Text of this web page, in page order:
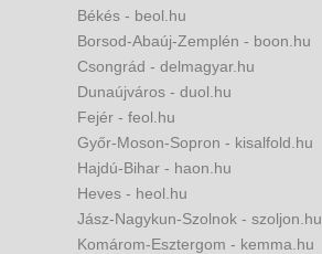
Békés - beol.hu
Borsod-Abaúj-Zemplén - boon.hu
Csongrád - delmagyar.hu
Dunaújváros - duol.hu
Fejér - feol.hu
Győr-Moson-Sopron - kisalfold.hu
Hajdú-Bihar - haon.hu
Heves - heol.hu
Jász-Nagykun-Szolnok - szoljon.hu
Komárom-Esztergom - kemma.hu